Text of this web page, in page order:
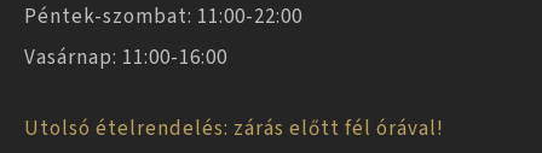
Péntek-szombat: 11:00-22:00
Vasárnap: 11:00-16:00
Utolsó ételrendelés: zárás előtt fél órával!